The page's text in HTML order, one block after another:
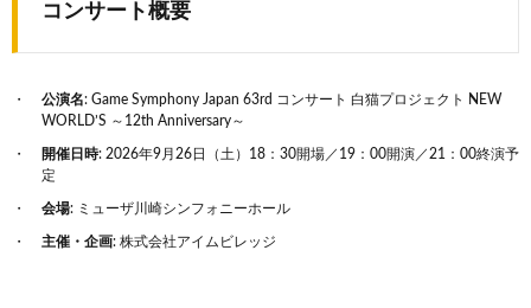
コンサート概要
公演名: Game Symphony Japan 63rd コンサート 白猫プロジェクト NEW
WORLD’S ～12th Anniversary～
開催日時: 2026年9月26日（土）18：30開場／19：00開演／21：00終演予
定
会場: ミューザ川崎シンフォニーホール
主催・企画: 株式会社アイムビレッジ